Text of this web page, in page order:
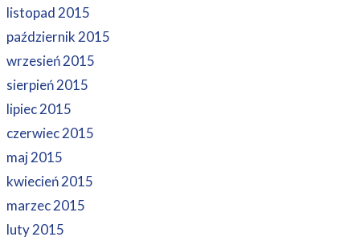
listopad 2015
październik 2015
wrzesień 2015
sierpień 2015
lipiec 2015
czerwiec 2015
maj 2015
kwiecień 2015
marzec 2015
luty 2015